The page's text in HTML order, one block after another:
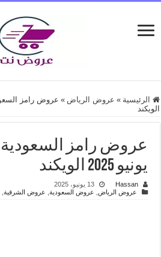
الرئيسية » عروض الرياض »
الويكند
يونيو 2025 الويكند
Hassan
13 يونيو، 2025
عروض الرياض, عروض السعودية, عروض الشرقية,